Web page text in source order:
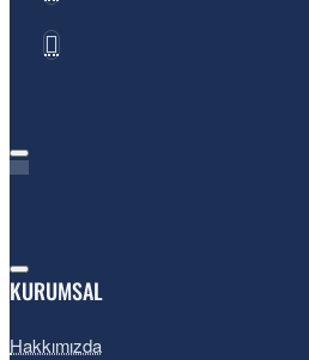
KURUMSAL
Hakkımızda